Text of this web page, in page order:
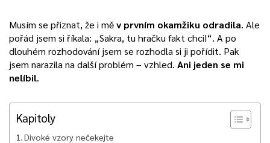
Musím se přiznat, že i měv prvním okamžiku odradila. Ale
pořád jsem si říkala: „Sakra, tu hračku fakt chci!“. A po
dlouhém rozhodování jsem se rozhodla si ji pořídit. Pak
jsem narazila na další problém – vzhled. Ani jeden se mi
nelíbil.
Kapitoly
Divoké vzory nečekejte